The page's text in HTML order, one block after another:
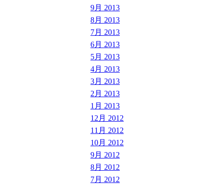
9月 2013
8月 2013
7月 2013
6月 2013
5月 2013
4月 2013
3月 2013
2月 2013
1月 2013
12月 2012
11月 2012
10月 2012
9月 2012
8月 2012
7月 2012